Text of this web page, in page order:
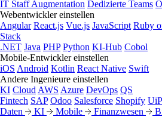
IT Staff Augmentation Dedizierte Teams
Webentwickler einstellen
Angular React.js Vue.js JavaScript Ruby
Stack
.NET Java PHP Python KI-Hub Cobol
Mobile-Entwickler einstellen
iOS Android Kotlin React Native Swift
Andere Ingenieure einstellen
KI Cloud AWS Azure DevOps QS
Fintech SAP Odoo Salesforce Shopify
Daten
KI Mobile Finanzwesen